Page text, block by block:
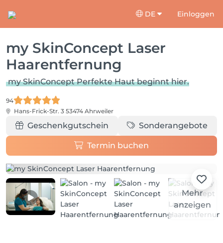
DE Einloggen
my SkinConcept Laser
Haarentfernung
my SkinConcept Perfekte Haut beginnt hier.
94
Hans-Frick-Str. 3 53474 Ahrweiler
Geschenkgutschein Sonderangebote
Termin buchen
Mehr
anzeigen